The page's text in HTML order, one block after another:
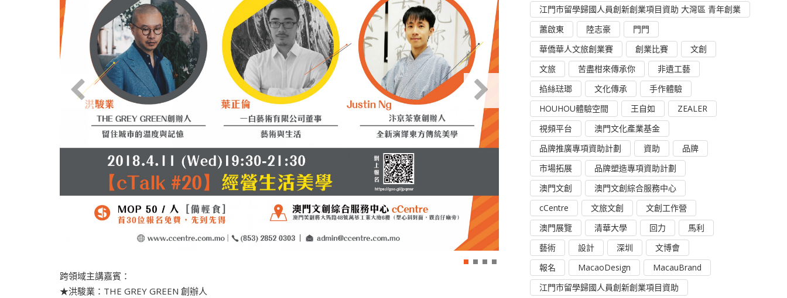
跨領域主講嘉賓：
★洪駿業：THE GREY GREEN 創辦人
江門市留學歸國人員創新創業項目資助 大灣區 青年創業
蕭啟東
陸志豪
門門
華僑華人文旅創業賽
創業比賽
文創
文旅
苦盡柑來傳承你
非遺工藝
掐絲琺瑯
文化傳承
手作體驗
HOUHOU體驗空間
王自如
ZEALER
視頻平台
澳門文化產業基金
品牌推廣專項資助計劃
資助
品牌
市場拓展
品牌塑造專項資助計劃
澳門文創
澳門文創綜合服務中心
cCentre
文旅文創
文創工作營
澳門展覽
清華大學 回力
馬利
藝術
設計 深圳
文博會
報名
MacaoDesign
MacauBrand
江門市留學歸國人員創新創業項目資助